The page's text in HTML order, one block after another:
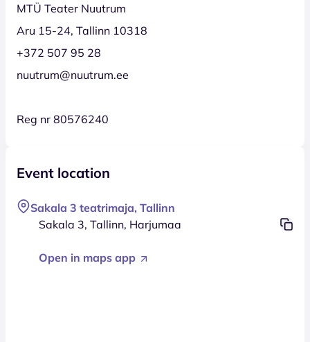
MTÜ Teater Nuutrum
Aru 15-24, Tallinn 10318
+372 507 95 28
nuutrum@nuutrum.ee
Reg nr 80576240
Event location
Sakala 3 teatrimaja, Tallinn
Sakala 3, Tallinn, Harjumaa
Open in maps app